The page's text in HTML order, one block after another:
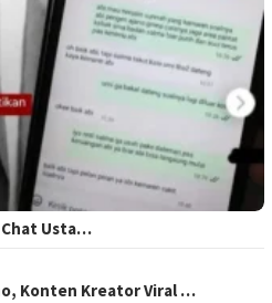
Chat Usta…
Konten Kreator Viral …